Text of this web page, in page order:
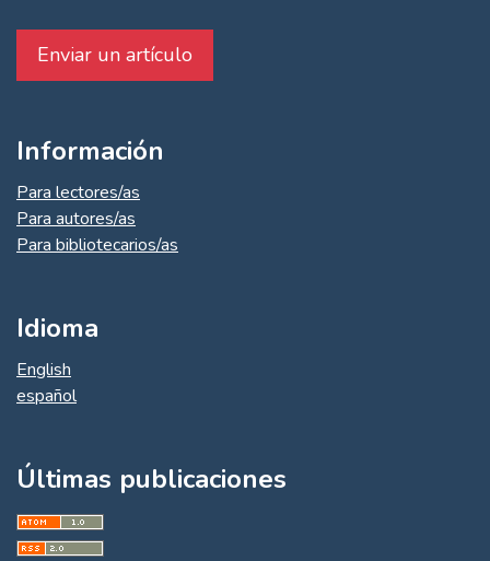
Enviar un artículo
Información
Para lectores/as
Para autores/as
Para bibliotecarios/as
Idioma
English
español
Últimas publicaciones